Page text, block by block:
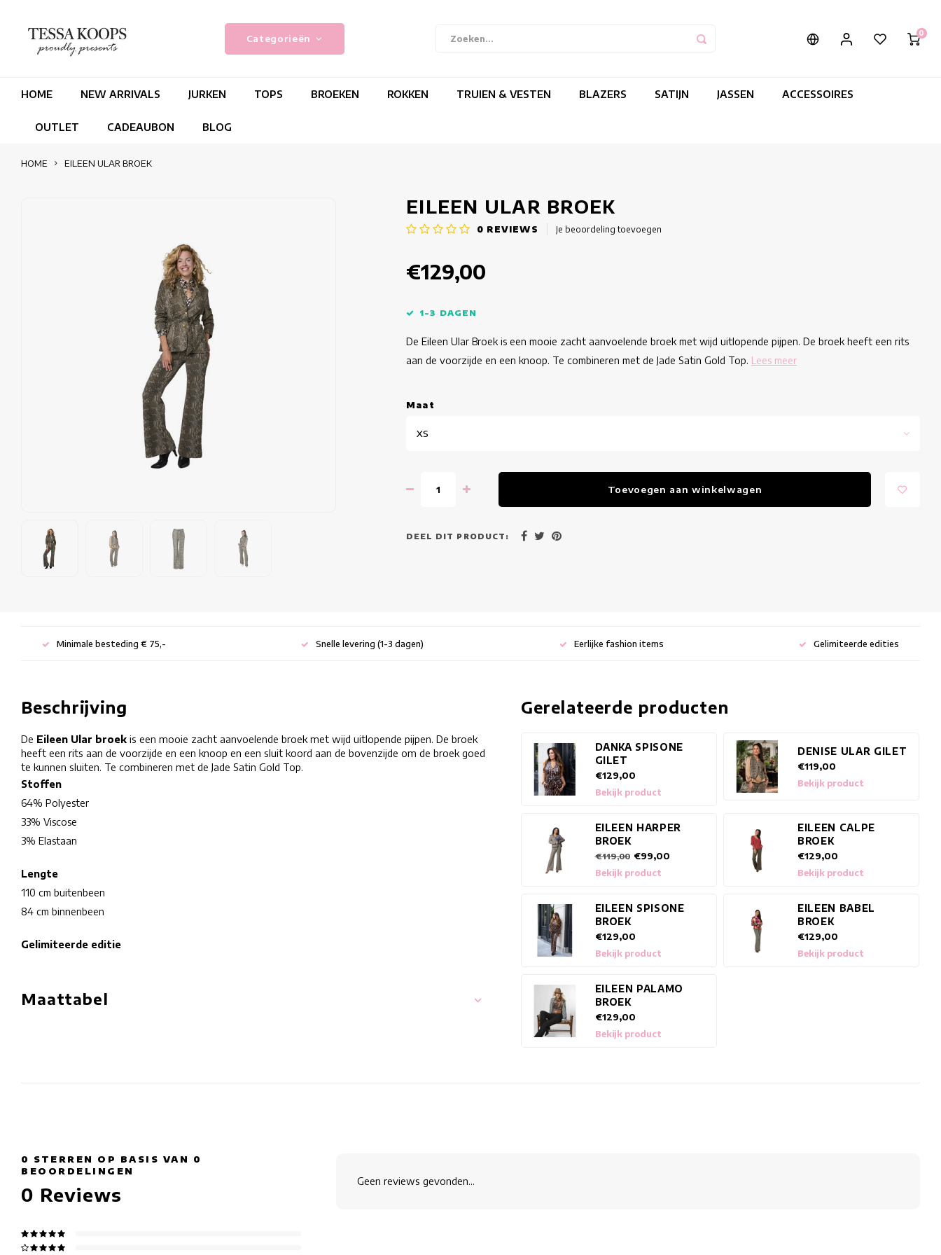
Categorieën 0
HOME NEW ARRIVALS JURKEN TOPS BROEKEN ROKKEN TRUIEN & VESTEN BLAZERS SATIJN JASSEN ACCESSOIRES
OUTLET CADEAUBON BLOG
HOME EILEEN ULAR BROEK
EILEEN ULAR BROEK
0 REVIEWS Je beoordeling toevoegen
€129,00
1-3 DAGEN
De Eileen Ular Broek is een mooie zacht aanvoelende broek met wijd uitlopende pijpen. De broek heeft een rits
aan de voorzijde en een knoop. Te combineren met de Jade Satin Gold Top. Lees meer
Maat
XS
Toevoegen aan winkelwagen
DEEL DIT PRODUCT:
Minimale besteding € 75,- Snelle levering (1-3 dagen) Eerlijke fashion items Gelimiteerde edities
Beschrijving
De Eileen Ular broek is een mooie zacht aanvoelende broek met wijd uitlopende pijpen. De broek
heeft een rits aan de voorzijde en een knoop en een sluit koord aan de bovenzijde om de broek goed
te kunnen sluiten. Te combineren met de Jade Satin Gold Top.
Stoffen
64% Polyester
33% Viscose
3% Elastaan
Lengte
110 cm buitenbeen
84 cm binnenbeen
Gelimiteerde editie
Maattabel
Gerelateerde producten
DANKA SPISONE
GILET
€129,00
Bekijk product
DENISE ULAR GILET
€119,00
Bekijk product
EILEEN HARPER
BROEK
€119,00 €99,00
Bekijk product
EILEEN CALPE
BROEK
€129,00
Bekijk product
EILEEN SPISONE
BROEK
€129,00
Bekijk product
EILEEN BABEL
BROEK
€129,00
Bekijk product
EILEEN PALAMO
BROEK
€129,00
Bekijk product
0 STERREN OP BASIS VAN 0
BEOORDELINGEN
0 Reviews
Geen reviews gevonden...